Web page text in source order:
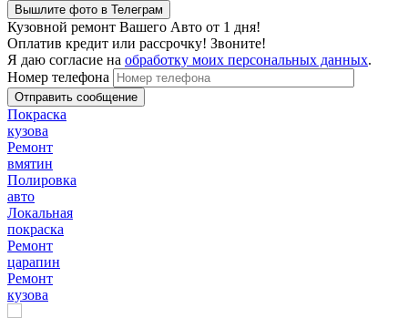
Вышлите фото в Телеграм
Кузовной ремонт Вашего Авто от 1 дня!
Оплатив кредит или рассрочку! Звоните!
Я даю согласие на обработку моих персональных данных.
Номер телефона
Покраска
кузова
Ремонт
вмятин
Полировка
авто
Локальная
покраска
Ремонт
царапин
Ремонт
кузова